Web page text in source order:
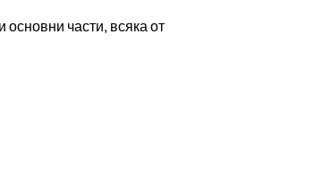
основни части, всяка от